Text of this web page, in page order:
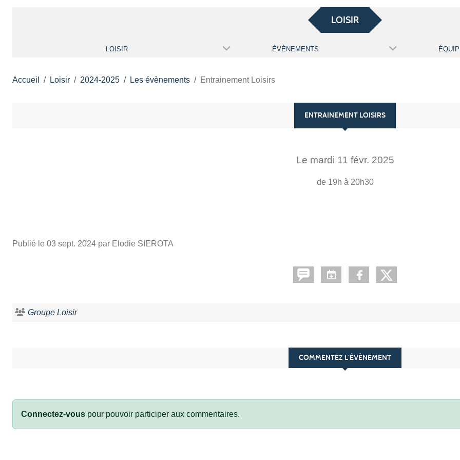
LOISIR
LOISIR ÉVÈNEMENTS
Accueil Loisir 2024-2025 Les évènements Entrainement Loisirs
ENTRAINEMENT LOISIRS
Le mardi 11 févr. 2025
de 19h à 20h30
Publié le 03 sept. 2024 par Elodie SIEROTA
Groupe Loisir
COMMENTEZ L’ÉVÈNEMENT
Connectez-vous pour pouvoir participer aux commentaires.